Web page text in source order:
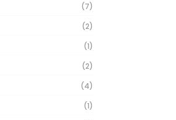
(7)
(2)
(1)
(2)
(4)
(1)